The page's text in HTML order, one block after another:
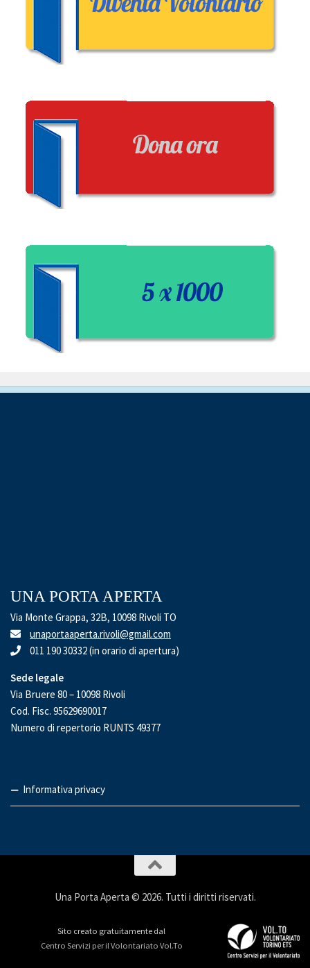
UNA PORTA APERTA
Via Monte Grappa, 32B, 10098 Rivoli TO
unaportaaperta.rivoli@gmail.com
011 190 30332 (in orario di apertura)
Sede legale
Via Bruere 80 – 10098 Rivoli
Cod. Fisc. 95629690017
Numero di repertorio RUNTS 49377
Informativa privacy
Una Porta Aperta © 2026. Tutti i diritti riservati.
Sito creato gratuitamente dal
Centro Servizi per il Volontariato Vol.To